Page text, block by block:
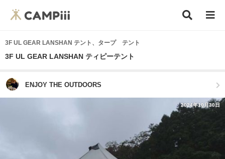
3F UL GEAR LANSHAN テント、タープ テント
3F UL GEAR LANSHAN ティピーテント
ENJOY THE OUTDOORS
2024年10月30日